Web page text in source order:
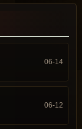
06-14
06-12